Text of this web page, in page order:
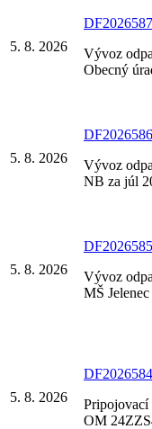
5. 8. 2026
DF2026587
Vývoz
Obecný
5. 8. 2026
DF2026586
Vývoz
NB za júl
5. 8. 2026
DF2026585
Vývoz
MŠ
5. 8. 2026
DF2026584
Pripojovací
OM